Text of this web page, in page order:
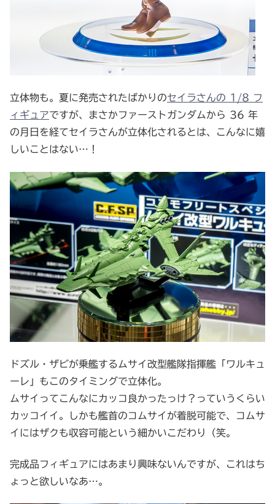
立体物も。夏に発売されたばかりのセイラさんの 1/8 フ
ィギュアですが、まさかファーストガンダムから 36 年
の月日を経てセイラさんが立体化されるとは、こんなに嬉
しいことはない…！
ドズル・ザビが乗艦するムサイ改型艦隊指揮艦「ワルキュ
ーレ」もこのタイミングで立体化。
ムサイってこんなにカッコ良かったっけ？っていうくらい
カッコイイ。しかも艦首のコムサイが着脱可能で、コムサ
イにはザクも収容可能という細かいこだわり（笑。
完成品フィギュアにはあまり興味ないんですが、これはち
ょっと欲しいなあ…。